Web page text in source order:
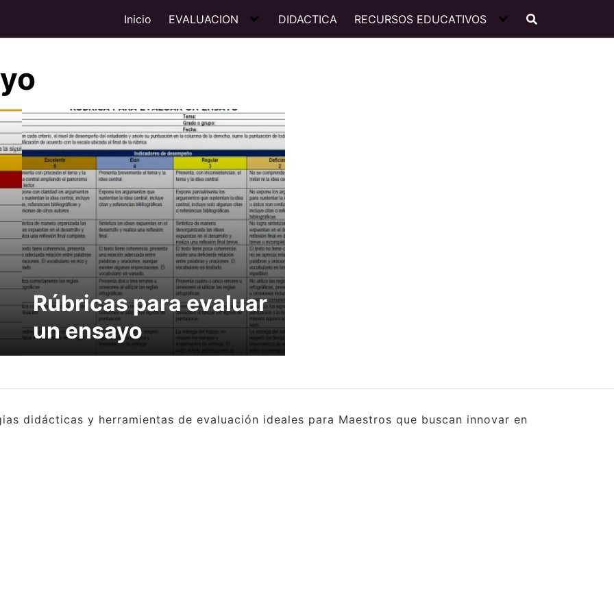
Inicio EVALUACION DIDACTICA RECURSOS EDUCATIVOS
Rúbricas para evaluar
un ensayo
didácticas y herramientas de evaluación ideales para Maestros que buscan innovar en